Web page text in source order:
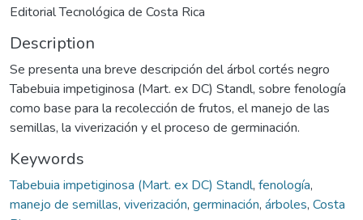
Editorial Tecnológica de Costa Rica
Description
Se presenta una breve descripción del árbol cortés negro
Tabebuia impetiginosa (Mart. ex DC) Standl, sobre fenología
como base para la recolección de frutos, el manejo de las
semillas, la viverización y el proceso de germinación.
Keywords
Tabebuia impetiginosa (Mart. ex DC) Standl, fenología,
manejo de semillas, viverización, germinación, árboles, Costa